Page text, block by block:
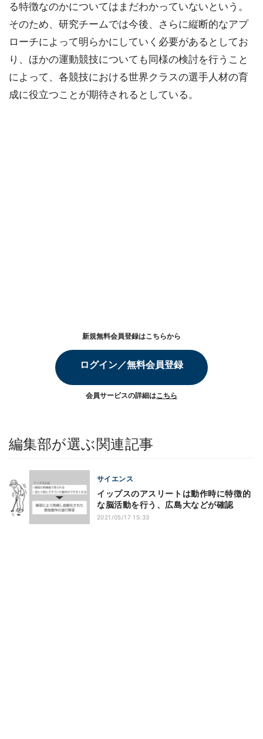
る特徴なのかについてはまだわかっていないという。
そのため、研究チームでは今後、さらに縦断的なアプ
ローチによって明らかにしていく必要があるとしてお
り、ほかの運動競技についても同様の検討を行うこと
によって、各競技における世界クラスの選手人材の育
成に役立つことが期待されるとしている。
新規無料会員登録はこちらから
ログイン／無料会員登録
会員サービスの詳細はこちら
編集部が選ぶ関連記事
サイエンス
イップスのアスリートは動作時に特徴的
な脳活動を行う、広島大などが確認
2021/05/17 15:33